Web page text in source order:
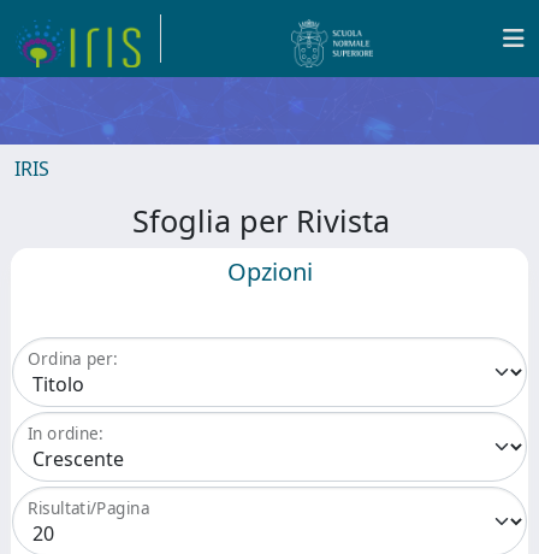
IRIS
Sfoglia per Rivista
Opzioni
Ordina per:
In ordine:
Risultati/Pagina